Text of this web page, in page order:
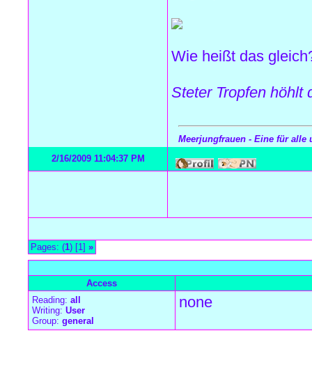
Wie heißt das
Steter Tropfen höhlt
Meerjungfrauen - Eine für alle
2/16/2009 11:04:37 PM
Pages: (1) [1] »
Access
Reading: all
Writing: User
Group: general
none